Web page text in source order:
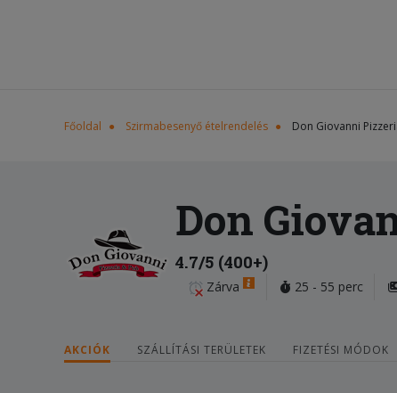
Főoldal Szirmabesenyő ételrendelés Don Giovanni
Don
4.7/5 (400+)
Zárva 25 - 55 perc
AKCIÓK SZÁLLÍTÁSI TERÜLETEK FIZETÉSI MÓDOK